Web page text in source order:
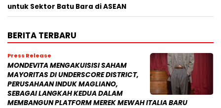
untuk Sektor Batu Bara di ASEAN
BERITA TERBARU
Press Release
MONDEVITA MENGAKUISISI SAHAM
MAYORITAS DI UNDERSCORE DISTRICT,
PERUSAHAAN INDUK MAGLIANO,
SEBAGAI LANGKAH KEDUA DALAM
MEMBANGUN PLATFORM MEREK MEWAH ITALIA BARU